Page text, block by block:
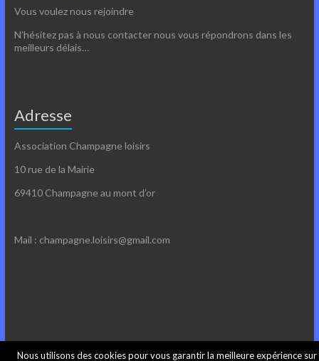
Vous voulez nous rejoindre
N’hésitez pas à nous contacter nous vous répondrons dans les
meilleurs délais…
Adresse
Association Champagne loisirs
10 rue de la Mairie
69410 Champagne au mont d’or
Mail : champagne.loisirs@gmail.com
Nous utilisons des cookies pour vous garantir la meilleure expérience sur